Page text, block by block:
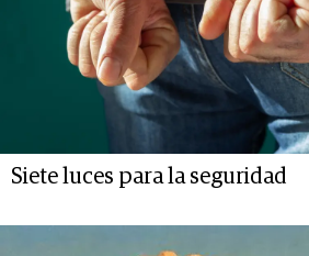
Siete luces para la seguridad